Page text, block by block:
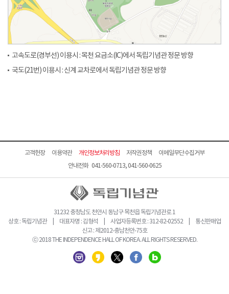
고속도로(경부선) 이용시 : 목천 요금소(IC)에서 독립기념관 정문 방향
국도(21번) 이용시 : 신계 교차로에서 독립기념관 정문 방향
고객헌장 이용약관 개인정보처리방침 저작권정책
이메일무단수집거부
안내전화 041-560-0713, 041-560-0625
31232 충청남도 천안시 동남구 목천읍 독립기념관로 1
상호 : 독립기념관 | 대표자명 : 김형석 | 사업자등록번호 : 312-82-02552 | 통신판매업
신고 : 제2012-충남천안-75호
ⓒ 2018 THE INDEPENDENCE HALL OF KOREA. ALL RIGHTS RESERVED.